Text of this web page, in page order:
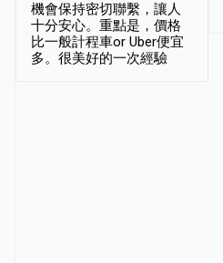
機會保持密切聯繫，讓人
十分安心。重點是，價格
比一般計程車or Uber便宜
多。很美好的一次經驗